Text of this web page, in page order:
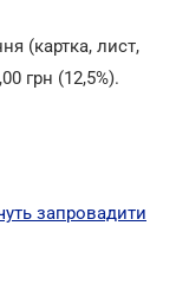
(картка, лист,
грн (12,5%).
запровадити